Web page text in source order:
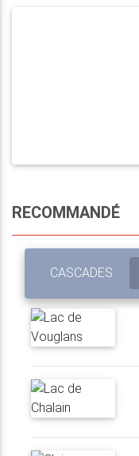
RECOMMANDÉ
CASCADES